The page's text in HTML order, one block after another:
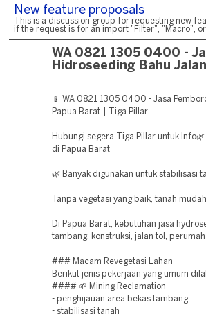
New feature proposals
This is a discussion group for requesting new
if the request is for an import "Filter", "Macro",
WA 0821 1305 0400 -
Hidroseeding Bahu Jalan
📱 WA 0821 1305 0400 - Jasa
Papua Barat | Tiga Pillar
Hubungi segera Tiga Pillar untuk
di Papua Barat
🌿 Banyak digunakan untuk stabilisasi
Tanpa vegetasi yang baik, tanah
Di Papua Barat, kebutuhan jasa
tambang, konstruksi, jalan tol,
### Macam Revegetasi Lahan
Berikut jenis pekerjaan yang umum
#### 🌱 Mining Reclamation
- penghijauan area bekas tambang
- stabilisasi tanah